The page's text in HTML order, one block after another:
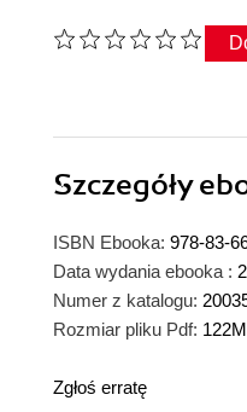
Szczegóły
ISBN Ebooka: 978-83-
Data wydania ebooka :
Numer z katalogu:
Rozmiar pliku Pdf:
Zgłoś erratę